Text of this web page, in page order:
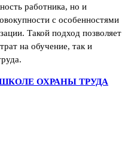
работника, но и
с особенностями
Такой подход позволяет
на обучение, так и
ОХРАНЫ ТРУДА